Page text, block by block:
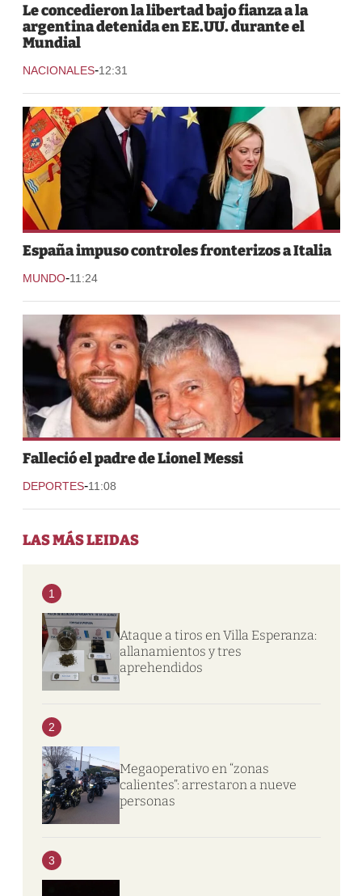
Le concedieron la libertad bajo fianza a la
argentina detenida en EE.UU. durante el
Mundial
NACIONALES-12:31
España impuso controles fronterizos a Italia
MUNDO-11:24
Falleció el padre de Lionel Messi
DEPORTES-11:08
LAS MÁS LEIDAS
1
Ataque a tiros en Villa Esperanza:
allanamientos y tres
aprehendidos
2
Megaoperativo en “zonas
calientes”: arrestaron a nueve
personas
3